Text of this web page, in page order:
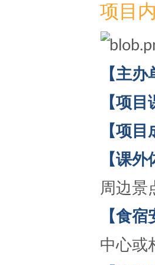
项目
【主
【项
【项
【课
周边景
【食
中心或